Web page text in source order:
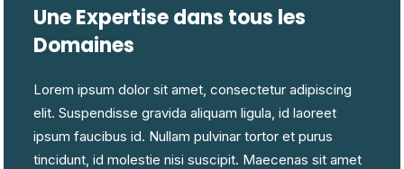
Une Expertise dans tous les
Domaines
Lorem ipsum dolor sit amet, consectetur adipiscing
elit. Suspendisse gravida aliquam ligula, id laoreet
ipsum faucibus id. Nullam pulvinar tortor et purus
tincidunt, id molestie nisi suscipit. Maecenas sit amet